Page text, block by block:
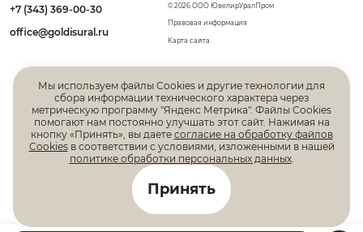
+7 (343) 369-00-30
office@goldisural.ru
© 2026 ООО ЮвелирУралПром
Правовая информация
Карта сайта
Все права защищены. Информация, размещенная на
данной странице, не является публичной офертой
Мы используем файлы Cookies и другие технологии для
сбора информации технического характера через
метрическую программу "Яндекс Метрика". Файлы Cookies
помогают нам постоянно улучшать этот сайт. Нажимая на
кнопку «Принять», вы даете согласие на обработку файлов
Cookiesв соответствии с условиями, изложенными в нашей
политике обработки персональных данных.
Принять